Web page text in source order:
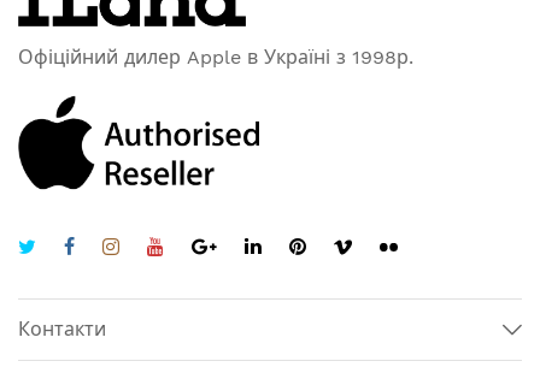
Офіційний дилер Apple в Україні з 1998р.
Контакти